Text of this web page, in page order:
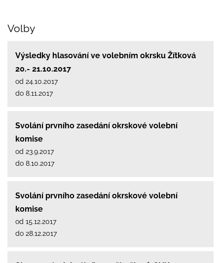
Volby
Výsledky hlasování ve volebním okrsku Žítková
20.- 21.10.2017
od 24.10.2017
do 8.11.2017
Svolání prvního zasedání okrskové volební
komise
od 23.9.2017
do 8.10.2017
Svolání prvního zasedání okrskové volební
komise
od 15.12.2017
do 28.12.2017